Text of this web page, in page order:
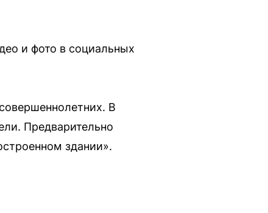
и фото в социальных
В
Предварительно
здании».